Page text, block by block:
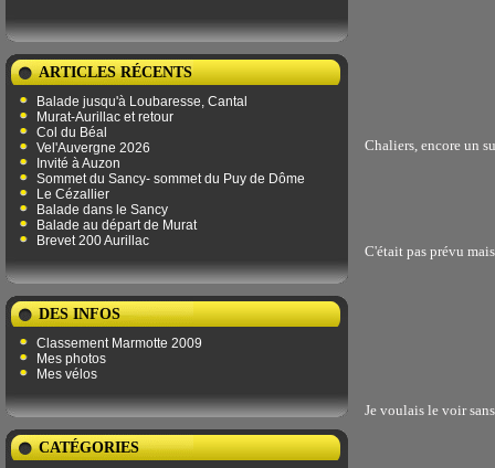
ARTICLES RÉCENTS
Balade jusqu'à Loubaresse, Cantal
Murat-Aurillac et retour
Col du Béal
Vel'Auvergne 2026
Invité à Auzon
Sommet du Sancy- sommet du Puy de Dôme
Le Cézallier
Balade dans le Sancy
Balade au départ de Murat
Brevet 200 Aurillac
DES INFOS
Classement Marmotte 2009
Mes photos
Mes vélos
CATÉGORIES
Chaliers, encore un
C'était pas prévu
Je voulais le voir